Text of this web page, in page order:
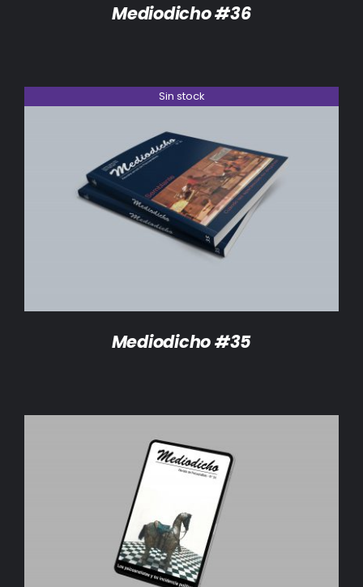
Mediodicho #36
Sin stock
DETALLES
Mediodicho #35
AÑADIR AL CARRITO /